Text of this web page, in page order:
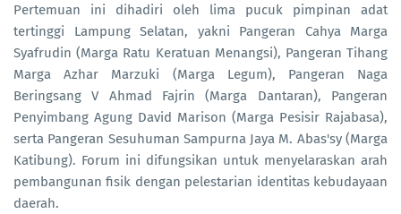
Pertemuan ini dihadiri oleh lima pucuk pimpinan adat
tertinggi Lampung Selatan, yakni Pangeran Cahya Marga
Syafrudin (Marga Ratu Keratuan Menangsi), Pangeran Tihang
Marga Azhar Marzuki (Marga Legum), Pangeran Naga
Beringsang V Ahmad Fajrin (Marga Dantaran), Pangeran
Penyimbang Agung David Marison (Marga Pesisir Rajabasa),
serta Pangeran Sesuhuman Sampurna Jaya M. Abas'sy (Marga
Katibung). Forum ini difungsikan untuk menyelaraskan arah
pembangunan fisik dengan pelestarian identitas kebudayaan
daerah.